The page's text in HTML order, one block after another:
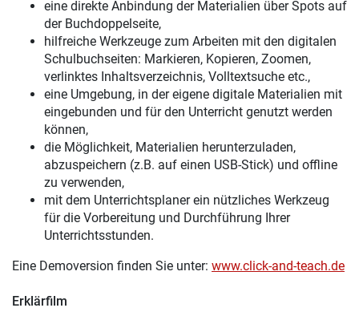
eine direkte Anbindung der Materialien über Spots auf
der Buchdoppelseite,
hilfreiche Werkzeuge zum Arbeiten mit den digitalen
Schulbuchseiten: Markieren, Kopieren, Zoomen,
verlinktes Inhaltsverzeichnis, Volltextsuche etc.,
eine Umgebung, in der eigene digitale Materialien mit
eingebunden und für den Unterricht genutzt werden
können,
die Möglichkeit, Materialien herunterzuladen,
abzuspeichern (z.B. auf einen USB-Stick) und offline
zu verwenden,
mit dem Unterrichtsplaner ein nützliches Werkzeug
für die Vorbereitung und Durchführung Ihrer
Unterrichtsstunden.
Eine Demoversion finden Sie unter: www.click-and-teach.de
Erklärfilm